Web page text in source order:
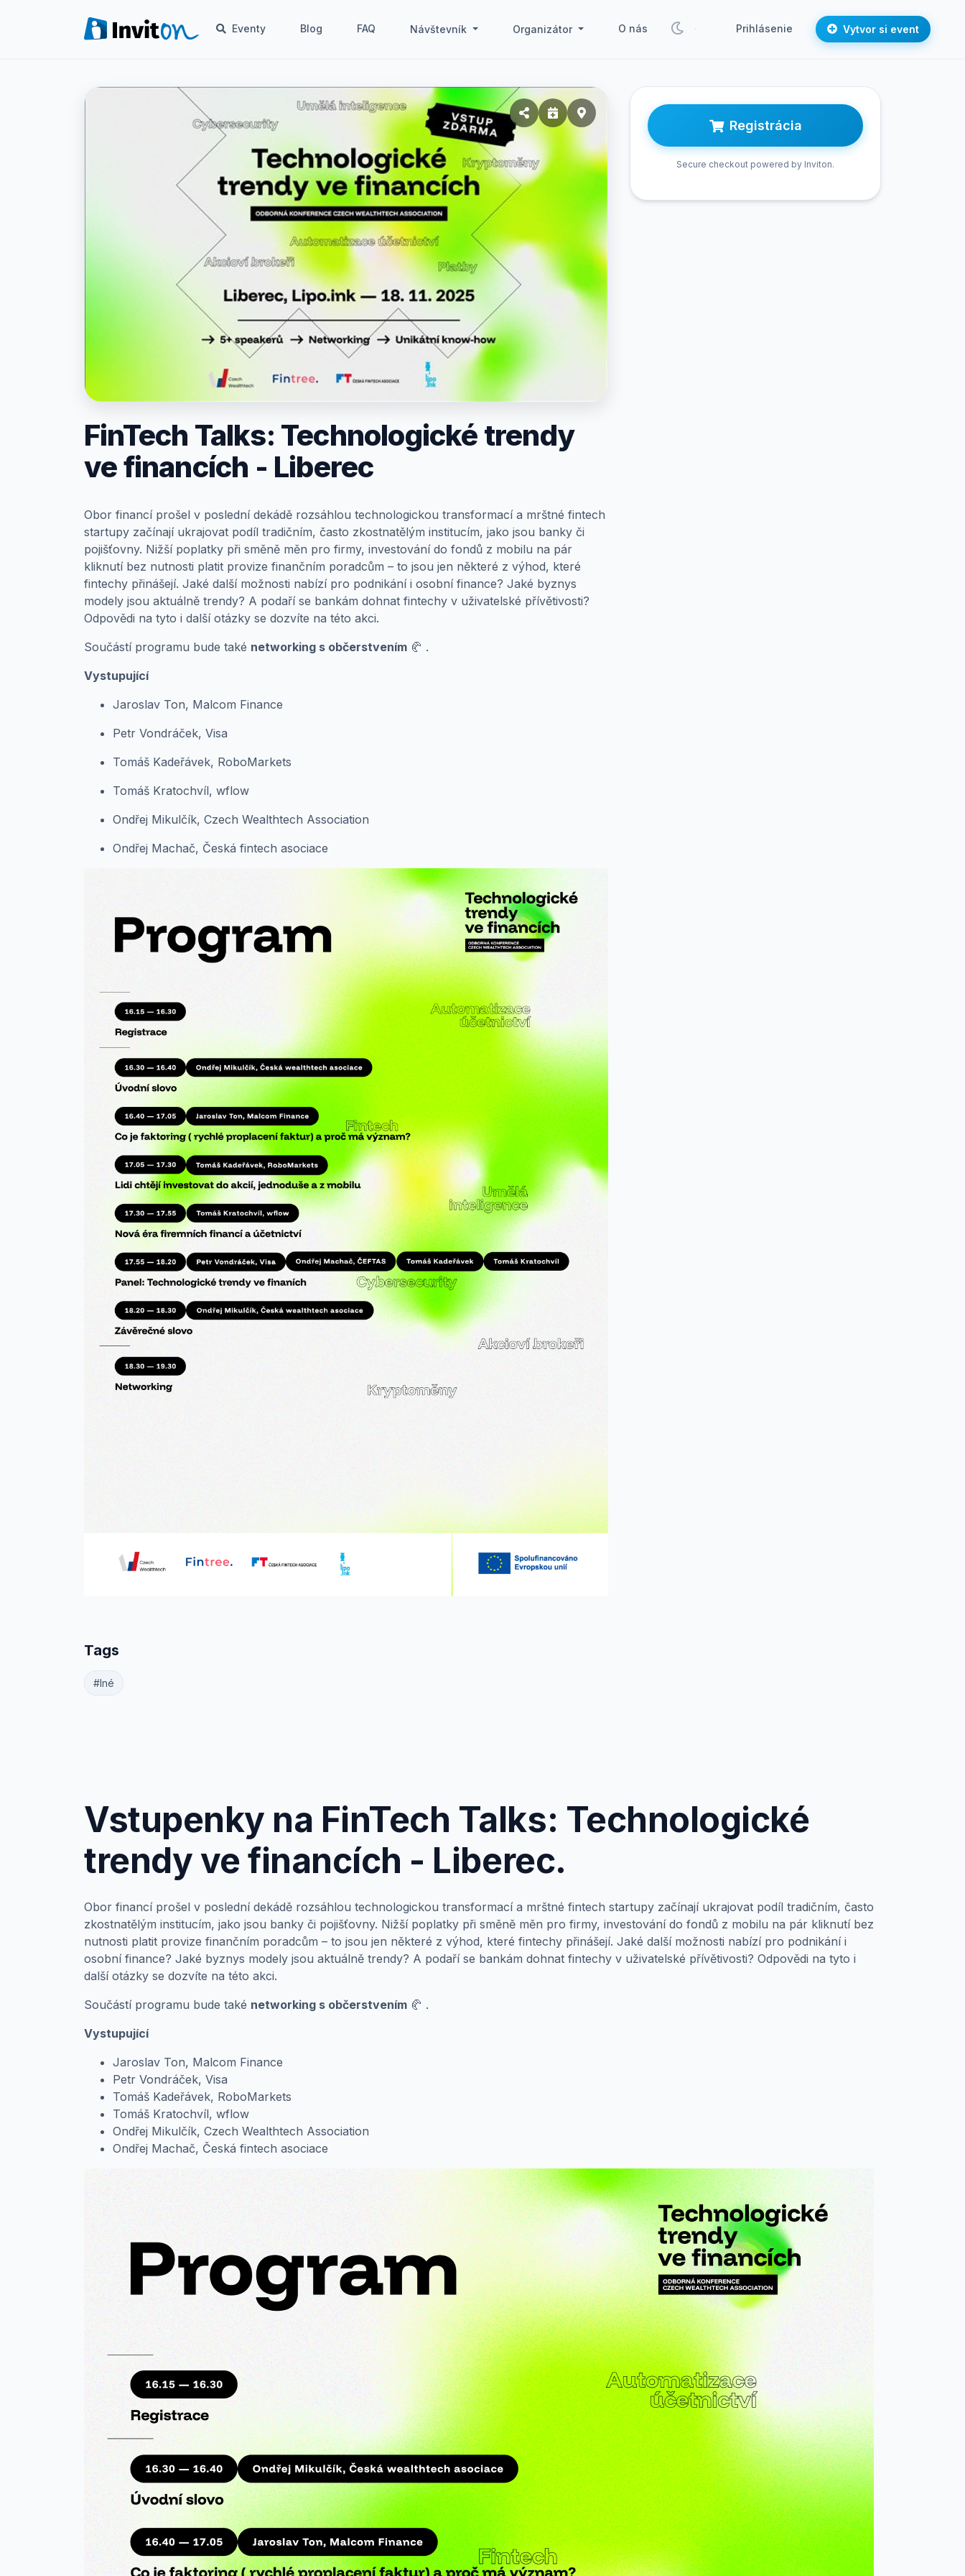
Eventy Blog FAQ Návštevník Organizátor O nás Prihlásenie Vytvor si event
Eventy
Moje vstupenky
Všeobecné podmienky
Prepnúť na tmavý režim
FinTech Talks: Technologické trendy
ve financích - Liberec
Obor financí prošel v poslední dekádě rozsáhlou technologickou transformací a mrštné fintech
startupy začínají ukrajovat podíl tradičním, často zkostnatělým institucím, jako jsou banky či
pojišťovny. Nižší poplatky při směně měn pro firmy, investování do fondů z mobilu na pár
kliknutí bez nutnosti platit provize finančním poradcům – to jsou jen některé z výhod, které
fintechy přinášejí. Jaké další možnosti nabízí pro podnikání i osobní finance? Jaké byznys
modely jsou aktuálně trendy? A podaří se bankám dohnat fintechy v uživatelské přívětivosti?
Odpovědi na tyto i další otázky se dozvíte na této akci.
Součástí programu bude také networking s občerstvením 🥐 .
Vystupující
Jaroslav Ton, Malcom Finance
Petr Vondráček, Visa
Tomáš Kadeřávek, RoboMarkets
Tomáš Kratochvíl, wflow
Ondřej Mikulčík, Czech Wealthtech Association
Ondřej Machač, Česká fintech asociace
Tags
#Iné
Registrácia
Secure checkout powered by Inviton.
Vstupenky na FinTech Talks: Technologické
trendy ve financích - Liberec.
Obor financí prošel v poslední dekádě rozsáhlou technologickou transformací a mrštné fintech startupy začínají ukrajovat podíl tradičním, často
zkostnatělým institucím, jako jsou banky či pojišťovny. Nižší poplatky při směně měn pro firmy, investování do fondů z mobilu na pár kliknutí bez
nutnosti platit provize finančním poradcům – to jsou jen některé z výhod, které fintechy přinášejí. Jaké další možnosti nabízí pro podnikání i
osobní finance? Jaké byznys modely jsou aktuálně trendy? A podaří se bankám dohnat fintechy v uživatelské přívětivosti? Odpovědi na tyto i
další otázky se dozvíte na této akci.
Součástí programu bude také networking s občerstvením 🥐 .
Vystupující
Jaroslav Ton, Malcom Finance
Petr Vondráček, Visa
Tomáš Kadeřávek, RoboMarkets
Tomáš Kratochvíl, wflow
Ondřej Mikulčík, Czech Wealthtech Association
Ondřej Machač, Česká fintech asociace